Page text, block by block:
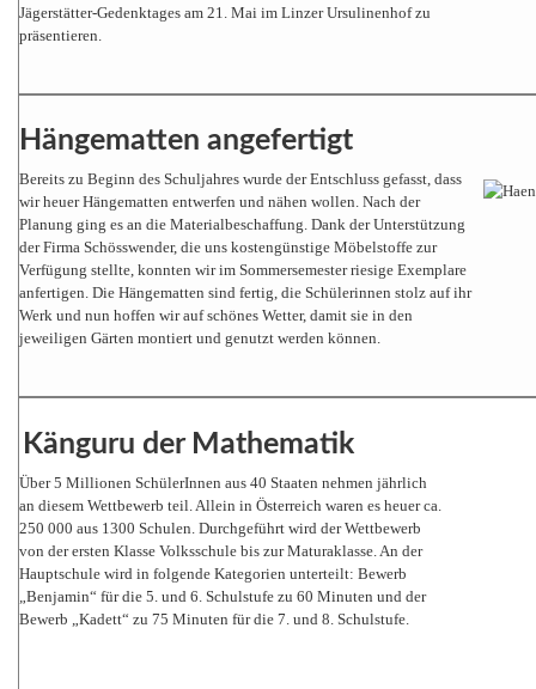
Jägerstätter-Gedenktages am 21. Mai im Linzer Ursulinenhof zu
präsentieren.
Hängematten angefertigt
Bereits zu Beginn des Schuljahres wurde der Entschluss gefasst, dass
wir heuer Hängematten entwerfen und nähen wollen. Nach der
Planung ging es an die Materialbeschaffung. Dank der Unterstützung
der Firma Schösswender, die uns kostengünstige Möbelstoffe zur
Verfügung stellte, konnten wir im Sommersemester riesige Exemplare
anfertigen. Die Hängematten sind fertig, die Schülerinnen stolz auf ihr
Werk und nun hoffen wir auf schönes Wetter, damit sie in den
jeweiligen Gärten montiert und genutzt werden können.
Känguru der Mathematik
Über 5 Millionen SchülerInnen aus 40 Staaten nehmen jährlich
an diesem Wettbewerb teil. Allein in Österreich waren es heuer ca.
250 000 aus 1300 Schulen. Durchgeführt wird der Wettbewerb
von der ersten Klasse Volksschule bis zur Maturaklasse. An der
Hauptschule wird in folgende Kategorien unterteilt: Bewerb
„Benjamin“ für die 5. und 6. Schulstufe zu 60 Minuten und der
Bewerb „Kadett“ zu 75 Minuten für die 7. und 8. Schulstufe.